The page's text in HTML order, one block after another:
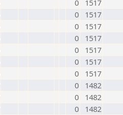
0
1517
0
1517
0
1517
0
1517
0
1517
0
1517
0
1517
0
1482
0
1482
0
1482